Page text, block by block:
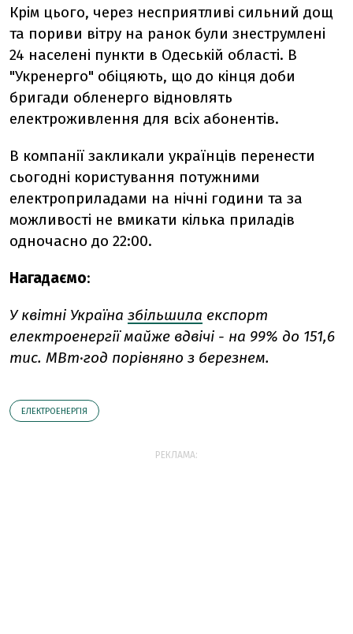
Крім цього, через несприятливі сильний дощ
та пориви вітру на ранок були знеструмлені
24 населені пункти в Одеській області. В
"Укренерго" обіцяють, що до кінця доби
бригади обленерго відновлять
електроживлення для всіх абонентів.
В компанії закликали українців перенести
сьогодні користування потужними
електроприладами на нічні години та за
можливості не вмикати кілька приладів
одночасно до 22:00.
Нагадаємо:
У квітні Україна збільшила експорт
електроенергії майже вдвічі - на 99% до 151,6
тис. МВт·год порівняно з березнем.
ЕЛЕКТРОЕНЕРГІЯ
РЕКЛАМА: